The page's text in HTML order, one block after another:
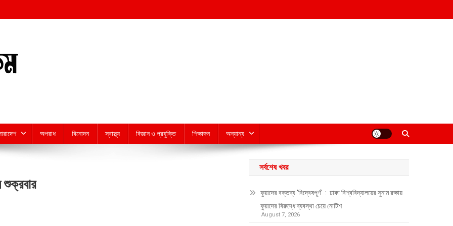
অপরাধ বিনোদন স্বাস্থ্য বিজ্ঞান ও প্রযুক্তি শিক্ষাঙ্গন অন্যান্য
শুক্রবার
সর্বশেষ খবর
ফুয়াদের বক্তব্য ‘বিদ্বেষপূর্ণ’ : ঢাকা বিশ্ববিদ্যালয়ের সুনাম রক্ষায়
ফুয়াদের বিরুদ্ধে ব্যবস্থা চেয়ে নোটিশ
August 7, 2026